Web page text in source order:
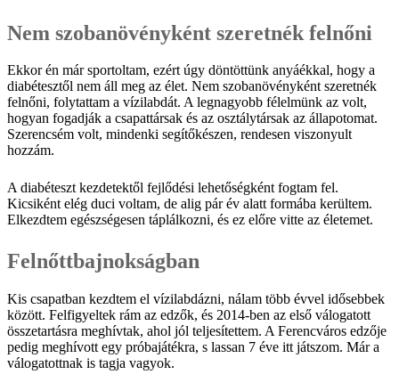
Nem szobanövényként szeretnék felnőni
Ekkor én már sportoltam, ezért úgy döntöttünk anyáékkal, hogy a
diabétesztől nem áll meg az élet. Nem szobanövényként szeretnék
felnőni, folytattam a vízilabdát. A legnagyobb félelmünk az volt,
hogyan fogadják a csapattársak és az osztálytársak az állapotomat.
Szerencsém volt, mindenki segítőkészen, rendesen viszonyult
hozzám.
A diabéteszt kezdetektől fejlődési lehetőségként fogtam fel.
Kicsiként elég duci voltam, de alig pár év alatt formába kerültem.
Elkezdtem egészségesen táplálkozni, és ez előre vitte az életemet.
Felnőttbajnokságban
Kis csapatban kezdtem el vízilabdázni, nálam több évvel idősebbek
között. Felfigyeltek rám az edzők, és 2014-ben az első válogatott
összetartásra meghívtak, ahol jól teljesítettem. A Ferencváros edzője
pedig meghívott egy próbajátékra, s lassan 7 éve itt játszom. Már a
válogatottnak is tagja vagyok.